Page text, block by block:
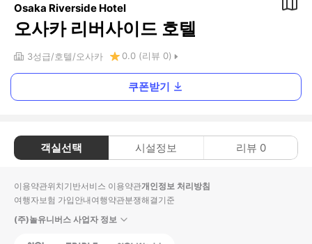
Osaka Riverside Hotel
오사카 리버사이드 호텔
3성급 호텔 오사카 0.0 (리뷰 0)
쿠폰받기
객실선택 시설정보 리뷰 0
이용약관위치기반서비스 이용약관개인정보 처리방침
여행자보험 가입안내여행약관분쟁해결기준
(주)놀유니버스 사업자 정보